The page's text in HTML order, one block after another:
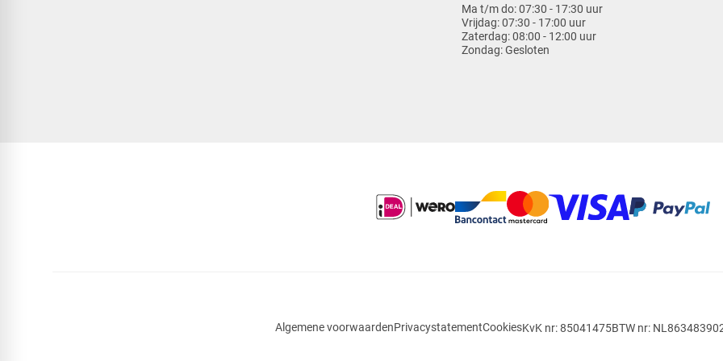
Ma t/m do:07:30 - 17:30 uur
Vrijdag:07:30 - 17:00 uur
Zaterdag:08:00 - 12:00 uur
Zondag:Gesloten
Algemene voorwaardenPrivacystatementCookiesKvK nr: 85041475BTW nr: